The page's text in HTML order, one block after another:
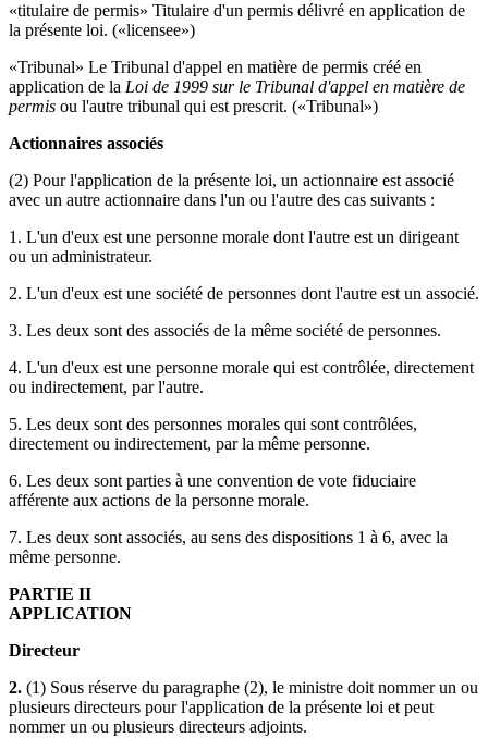
«titulaire de permis» Titulaire d'un permis délivré en application de
la présente loi. («licensee»)
«Tribunal» Le Tribunal d'appel en matière de permis créé en
application de la Loi de 1999 sur le Tribunal d'appel en matière de
permis ou l'autre tribunal qui est prescrit. («Tribunal»)
Actionnaires associés
(2) Pour l'application de la présente loi, un actionnaire est associé
avec un autre actionnaire dans l'un ou l'autre des cas suivants :
1. L'un d'eux est une personne morale dont l'autre est un dirigeant
ou un administrateur.
2. L'un d'eux est une société de personnes dont l'autre est un associé.
3. Les deux sont des associés de la même société de personnes.
4. L'un d'eux est une personne morale qui est contrôlée, directement
ou indirectement, par l'autre.
5. Les deux sont des personnes morales qui sont contrôlées,
directement ou indirectement, par la même personne.
6. Les deux sont parties à une convention de vote fiduciaire
afférente aux actions de la personne morale.
7. Les deux sont associés, au sens des dispositions 1 à 6, avec la
même personne.
PARTIE II
APPLICATION
Directeur
2. (1) Sous réserve du paragraphe (2), le ministre doit nommer un ou
plusieurs directeurs pour l'application de la présente loi et peut
nommer un ou plusieurs directeurs adjoints.